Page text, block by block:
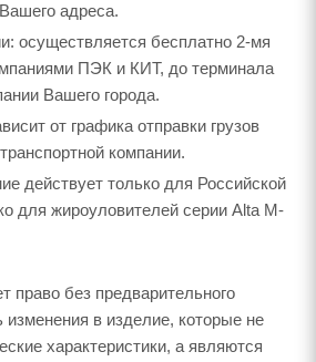
адреса.
осуществляется бесплатно 2-мя
ПЭК и КИТ, до терминала
Вашего города.
от графика отправки грузов
компании.
действует только для Российской
для жироуловителей серии Alta M-
право без предварительного
изменения в изделие, которые не
характеристики, а являются